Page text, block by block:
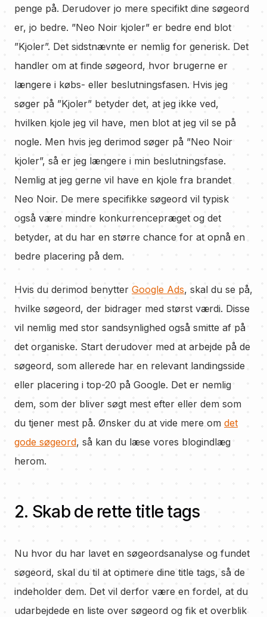
penge på. Derudover jo mere specifikt dine søgeord
er, jo bedre. ”Neo Noir kjoler” er bedre end blot
”Kjoler”. Det sidstnævnte er nemlig for generisk. Det
handler om at finde søgeord, hvor brugerne er
længere i købs- eller beslutningsfasen. Hvis jeg
søger på ”Kjoler” betyder det, at jeg ikke ved,
hvilken kjole jeg vil have, men blot at jeg vil se på
nogle. Men hvis jeg derimod søger på ”Neo Noir
kjoler”, så er jeg længere i min beslutningsfase.
Nemlig at jeg gerne vil have en kjole fra brandet
Neo Noir. De mere specifikke søgeord vil typisk
også være mindre konkurrencepræget og det
betyder, at du har en større chance for at opnå en
bedre placering på dem.
Hvis du derimod benytter Google Ads, skal du se på,
hvilke søgeord, der bidrager med størst værdi. Disse
vil nemlig med stor sandsynlighed også smitte af på
det organiske. Start derudover med at arbejde på de
søgeord, som allerede har en relevant landingsside
eller placering i top-20 på Google. Det er nemlig
dem, som der bliver søgt mest efter eller dem som
du tjener mest på. Ønsker du at vide mere om det
gode søgeord, så kan du læse vores blogindlæg
herom.
2. Skab de rette title tags
Nu hvor du har lavet en søgeordsanalyse og fundet
søgeord, skal du til at optimere dine title tags, så de
indeholder dem. Det vil derfor være en fordel, at du
udarbejdede en liste over søgeord og fik et overblik